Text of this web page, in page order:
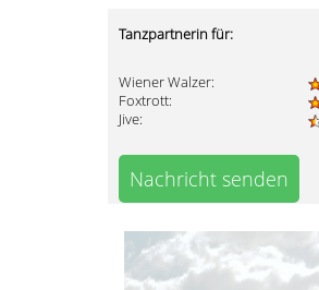
Tanzpartnerin für:
Wiener Walzer:
Foxtrott:
Jive:
Nachricht senden